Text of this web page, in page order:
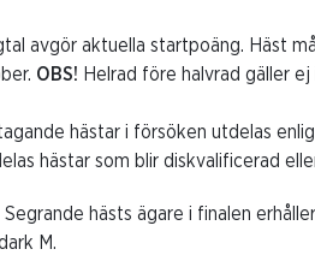
avgör aktuella startpoäng. Häst
OBS! Helrad före halvrad gäller
hästar i försöken utdelas
hästar som blir diskvalificerad
Segrande hästs ägare i finalen
M.